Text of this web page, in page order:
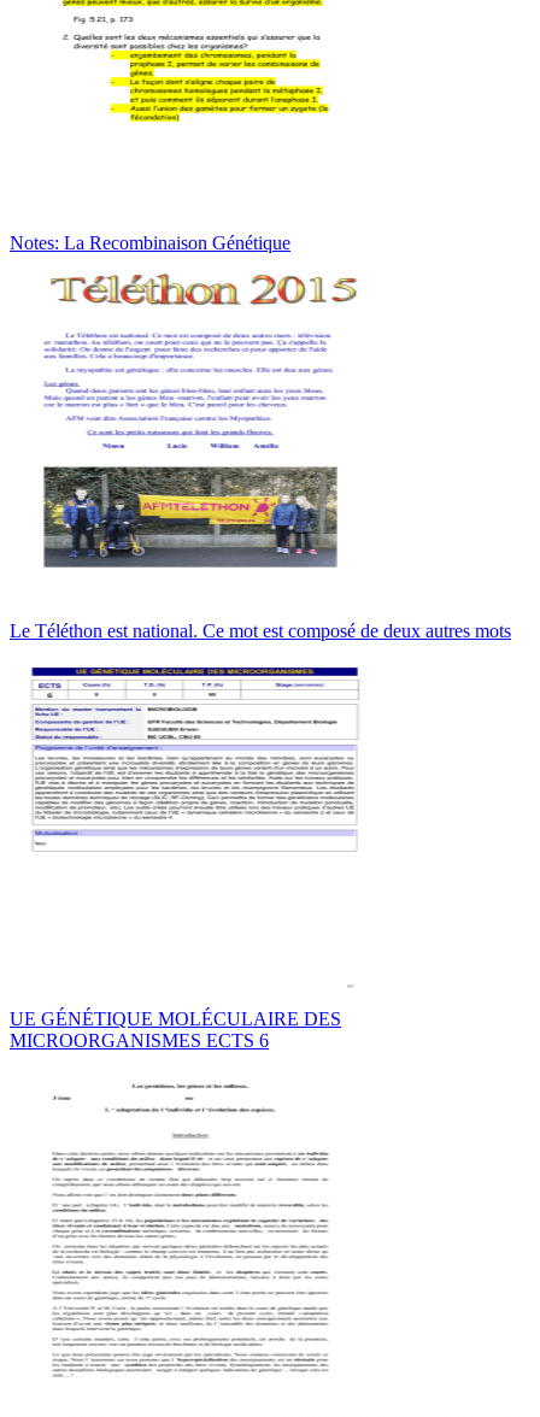
Notes: La Recombinaison Génétique
Le Téléthon est national. Ce mot est composé de deux autres mots
UE GÉNÉTIQUE MOLÉCULAIRE DES
MICROORGANISMES ECTS 6